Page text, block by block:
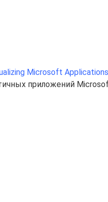
Microsoft
приложений